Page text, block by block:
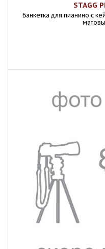
STAGG
Банкетка для пианино с